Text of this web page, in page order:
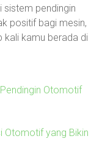
sistem pendingin
positif bagi mesin,
kali kamu berada di
Otomotif
Otomotif yang Bikin